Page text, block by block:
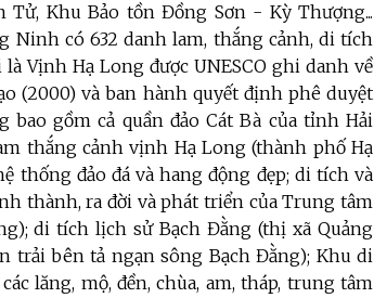
Khu Bảo tồn Đồng Sơn - Kỳ Thượng...
Ninh có 632 danh lam, thắng cảnh, di tích
Vịnh Hạ Long được UNESCO ghi danh về
(2000) và ban hành quyết định phê duyệt
gồm cả quần đảo Cát Bà của tỉnh Hải
thắng cảnh vịnh Hạ Long (thành phố Hạ
thống đảo đá và hang động đẹp; di tích và
thành, ra đời và phát triển của Trung tâm
di tích lịch sử Bạch Đằng (thị xã Quảng
trải bên tả ngạn sông Bạch Đằng); Khu di
lăng, mộ, đền, chùa, am, tháp, trung tâm